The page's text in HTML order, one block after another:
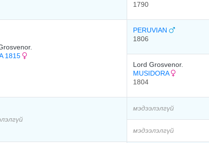
1790
1815
PERUVIAN
1806
Lord Grosvenor.
MUSIDORA
1804
мэдээлэлгүй
мэдээлэлгүй